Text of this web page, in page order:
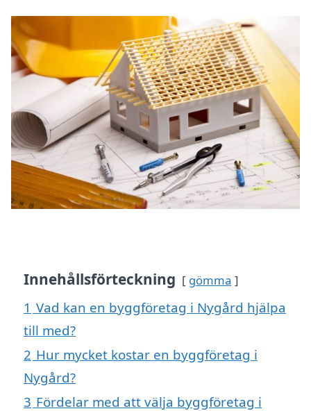
Innehållsförteckning gömma
1 Vad kan en byggföretag i Nygård hjälpa
till med?
2 Hur mycket kostar en byggföretag i
Nygård?
3 Fördelar med att välja byggföretag i